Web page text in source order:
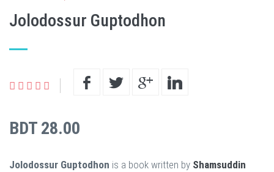
Jolodossur Guptodhon
BDT 28.00
Jolodossur Guptodhon is a book written by Shamsuddin